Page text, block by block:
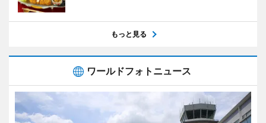
もっと見る
ワールドフォトニュース